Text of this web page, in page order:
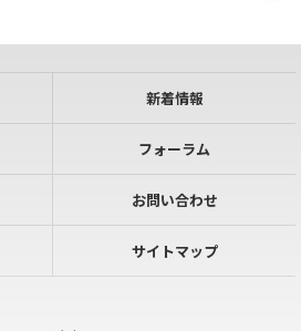
新着情報
フォーラム
お問い合わせ
サイトマップ